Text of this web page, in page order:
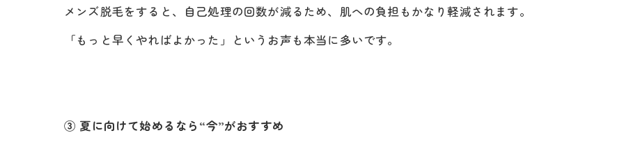
メンズ脱毛をすると、自己処理の回数が減るため、肌への負担もかなり軽減されます。
「もっと早くやればよかった」というお声も本当に多いです。
③ 夏に向けて始めるなら“今”がおすすめ